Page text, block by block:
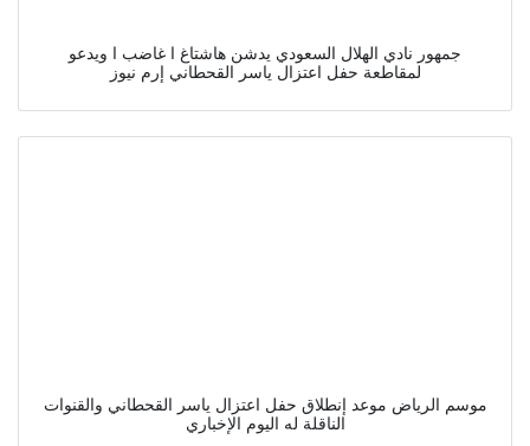
جمهور نادي الهلال السعودي يدشن هاشتاغ ا غاضب ا ويدعو
لمقاطعة حفل اعتزال ياسر القحطاني إرم نيوز
موسم الرياض موعد إنطلاق حفل اعتزال ياسر القحطاني والقنوات
الناقلة له اليوم الإخباري